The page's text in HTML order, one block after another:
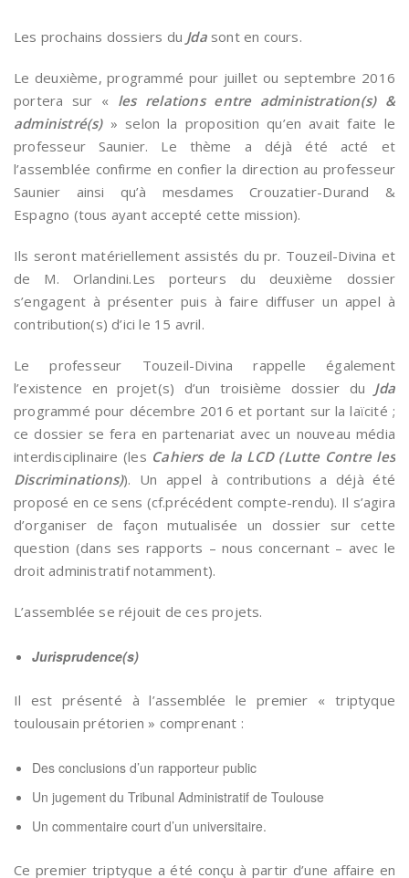
Les prochains dossiers du Jdasont en cours.
Le deuxième, programmé pour juillet ou septembre 2016
portera sur « les relations entre administration(s) &
administré(s)» selon la proposition qu’en avait faite le
professeur Saunier. Le thème a déjà été acté et
l’assemblée confirme en confier la direction au professeur
Saunier ainsi qu’à mesdames Crouzatier-Durand &
Espagno (tous ayant accepté cette mission).
Ils seront matériellement assistés du pr. Touzeil-Divina et
de M. Orlandini.Les porteurs du deuxième dossier
s’engagent à présenter puis à faire diffuser un appel à
contribution(s) d’ici le 15 avril.
Le professeur Touzeil-Divina rappelle également
l’existence en projet(s) d’un troisième dossier du Jda
programmé pour décembre 2016 et portant sur la laïcité ;
ce dossier se fera en partenariat avec un nouveau média
interdisciplinaire (les Cahiers de la LCD (Lutte Contre les
Discriminations)). Un appel à contributions a déjà été
proposé en ce sens (cf.précédent compte-rendu). Il s’agira
d’organiser de façon mutualisée un dossier sur cette
question (dans ses rapports – nous concernant – avec le
droit administratif notamment).
L’assemblée se réjouit de ces projets.
Jurisprudence(s)
Il est présenté à l’assemblée le premier « triptyque
toulousain prétorien » comprenant :
Des conclusions d’un rapporteur public
Un jugement du Tribunal Administratif de Toulouse
Un commentaire court d’un universitaire.
Ce premier triptyque a été conçu à partir d’une affaire en